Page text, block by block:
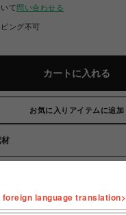
て問い合わせる
ング不可
カートに入れる
お気に入りアイテムに追加
foreign language translation>